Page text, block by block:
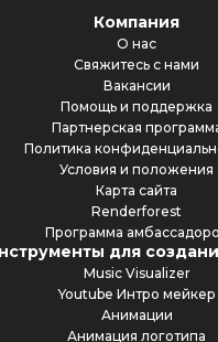
Компания
О нас
Свяжитесь с нами
Вакансии
Помощь и поддержка
Партнерская
Политика
Условия и положения
Карта сайта
Renderforest
Программа
для
Music Visualizer
Youtube Интро мейкер
Анимации
Анимация логотипа